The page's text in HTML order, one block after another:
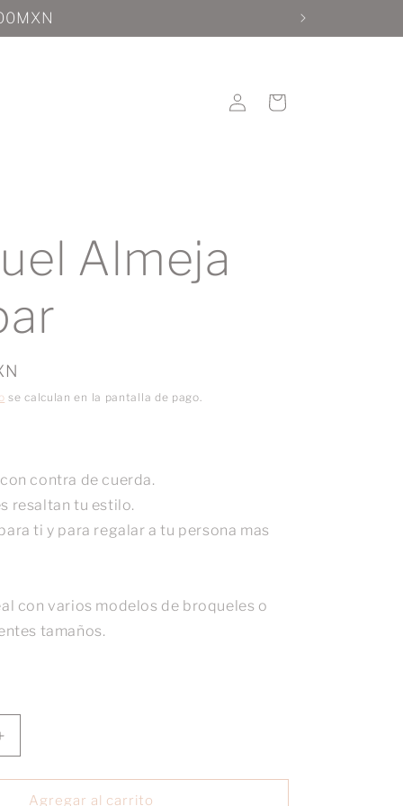
Iniciar
sesión
Carrito
Almeja
se calculan en la pantalla de pago.
contra de cuerda.
resaltan tu estilo.
ti y para regalar a tu persona mas
con varios modelos de broqueles o
tamaños.
Aumentar
BroquelAgregar al carrito